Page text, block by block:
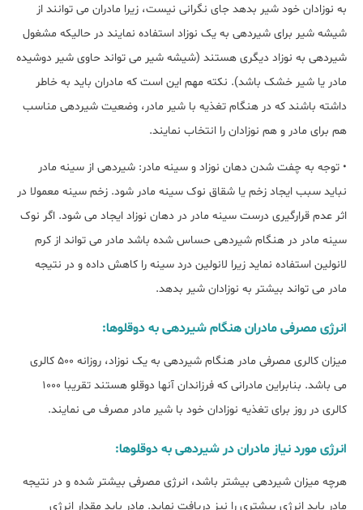
به نوزادان خود شیر بدهد جای نگرانی نیست، زیرا مادران می توانند از
شیشه شیر برای شیردهی به یک نوزاد استفاده نمایند در حالیکه مشغول
شیردهی به نوزاد دیگری هستند (شیشه شیر می تواند حاوی شیر دوشیده
مادر یا شیر خشک باشد). نکته مهم این است که مادران باید به خاطر
داشته باشند که در هنگام تغذیه با شیر مادر، وضعیت شیردهی مناسب
هم برای مادر و هم نوزادان را انتخاب نمایند.
• توجه به چفت شدن دهان نوزاد و سینه مادر: شیردهی از سینه مادر
نباید سبب ایجاد زخم یا شقاق نوک سینه مادر شود. زخم سینه معمولا در
اثر عدم قرارگیری درست سینه مادر در دهان نوزاد ایجاد می شود. اگر نوک
سینه مادر در هنگام شیردهی حساس شده باشد مادر می تواند از کرم
لانولین استفاده نماید زیرا لانولین درد سینه را کاهش داده و در نتیجه
مادر می تواند بیشتر به نوزادان شیر بدهد.
انرژی مصرفی مادران هنگام شیردهی به دوقلوها:
میزان کالری مصرفی مادر هنگام شیردهی به یک نوزاد، روزانه 500 کالری
می باشد. بنابراین مادرانی که فرزاندان آنها دوقلو هستند تقریبا 1000
کالری در روز برای تغذیه نوزادان خود با شیر مادر مصرف می نمایند.
انرژی مورد نیاز مادران در شیردهی به دوقلوها:
هرچه میزان شیردهی بیشتر باشد، انرژی مصرفی بیشتر شده و در نتیجه
مادر باید انرژی بیشتری را نیز دریافت نماید. مادر باید مقدار انرژی